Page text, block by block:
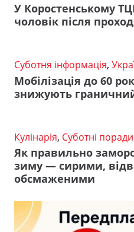
У Коростенському
чоловік після
Суботня інформація,
Мобілізація до 60
знижують
Кулінарія, Суботні поради
Як правильно
зиму — сирими,
обсмаженими